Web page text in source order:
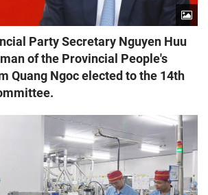
Party Secretary Nguyen Huu
of the Provincial People's
Quang Ngoc elected to the 14th